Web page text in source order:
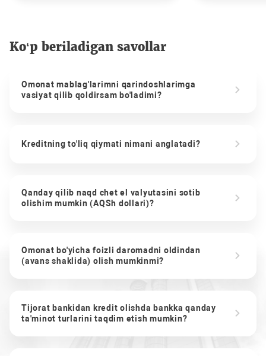
Ko‘p beriladigan savollar
Omonat mablag'larimni qarindoshlarimga
vasiyat qilib qoldirsam bo'ladimi?
Kreditning to'liq qiymati nimani anglatadi?
Qanday qilib naqd chet el valyutasini sotib
olishim mumkin (AQSh dollari)?
Omonat bo'yicha foizli daromadni oldindan
(avans shaklida) olish mumkinmi?
Tijorat bankidan kredit olishda bankka qanday
ta'minot turlarini taqdim etish mumkin?